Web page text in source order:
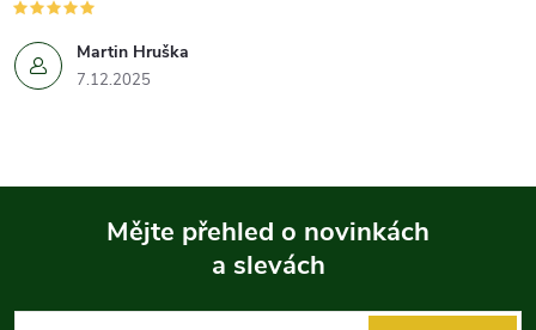
Martin Hruška
7.12.2025
Mějte přehled o novinkách
a slevách